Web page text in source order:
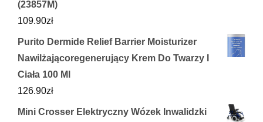
(23857M)
109.90zł
Purito Dermide Relief Barrier Moisturizer
Nawilżającoregenerujący Krem Do Twarzy I
Ciała 100 Ml
126.90zł
Mini Crosser Elektryczny Wózek Inwalidzki